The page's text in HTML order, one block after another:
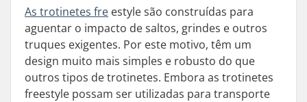
As trotinetes fre estyle são construídas para
aguentar o impacto de saltos, grindes e outros
truques exigentes. Por este motivo, têm um
design muito mais simples e robusto do que
outros tipos de trotinetes. Embora as trotinetes
freestyle possam ser utilizadas para transporte